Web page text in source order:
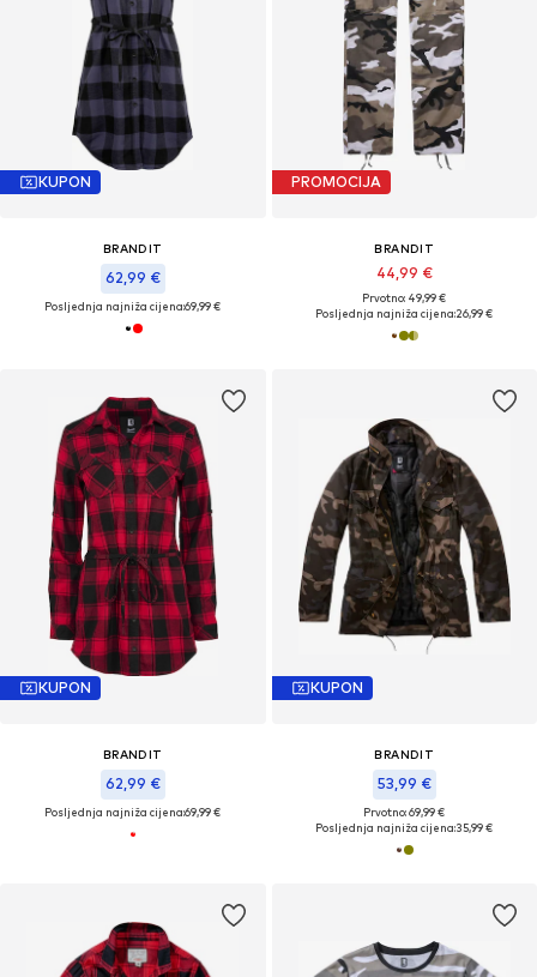
KUPON
BRANDIT
62,99 €
Posljednja najniža cijena:69,99 €
PROMOCIJA
BRANDIT
44,99 €
Prvotno: 49,99 €
Posljednja najniža cijena:26,99 €
KUPON
BRANDIT
62,99 €
Posljednja najniža cijena:69,99 €
KUPON
BRANDIT
53,99 €
Prvotno: 69,99 €
Posljednja najniža cijena:35,99 €